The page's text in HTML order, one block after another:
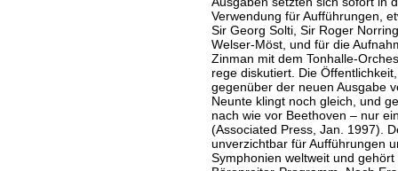
Verwendung für Aufführungen,
Sir Georg Solti, Sir Roger
Welser-Möst, und für die
Zinman mit dem Tonhalle-
rege diskutiert. Die
gegenüber der neuen Ausgabe
Neunte klingt noch gleich, und
nach wie vor Beethoven – nur
(Associated Press, Jan. 1997).
unverzichtbar für Aufführungen
Symphonien weltweit und